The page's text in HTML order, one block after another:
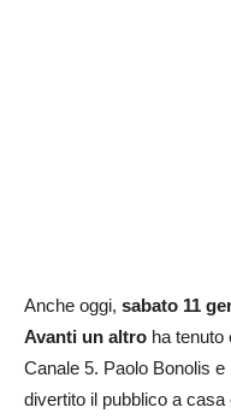
Anche oggi, sabato 11
Avanti un altro ha tenuto
Canale 5. Paolo Bonolis
divertito il pubblico a